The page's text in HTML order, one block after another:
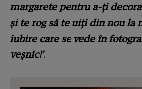
margarete pentru a-ţi
şi te rog să te uiţi din nou la
iubire care se vede în
veşnic!'.